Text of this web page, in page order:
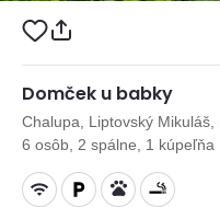
Domček u babky
Chalupa, Liptovský Mikuláš,
6 osôb, 2 spálne, 1 kúpeľňa